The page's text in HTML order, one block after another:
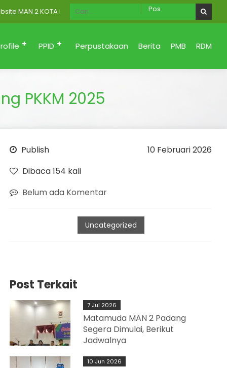
2 KOTA PADANG Menuju Zona Integritas (Bersih dari korupsi,
PPID Perpustakaan Berita PMB RDM
PKKM 2025
Publish
10 Februari 2026
Dibaca 154 kali
Belum ada Komentar
Uncategorized
Post Terkait
7 Jul 2026
Matamuda MAN 2 Padang
Segera Dimulai, Berikut
Jadwalnya
10 Jun 2026